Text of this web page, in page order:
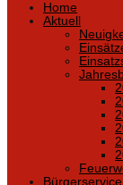
Home
Aktuell
Bürgerservice